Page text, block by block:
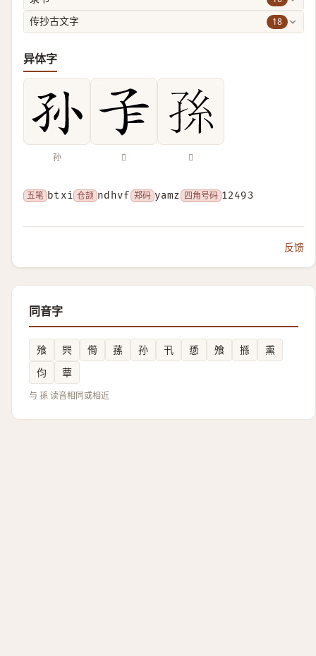
传抄古文字 18
异体字
孙 𡤾 𭓂
五笔 btxi 仓颉 ndhvf 郑码 yamz 四角号码 12493
反馈
同音字
飱 巺 㒐 蓀 孙 卂 愻 飧 搎
熏
伨
蕈
与 孫 读音相同或相近